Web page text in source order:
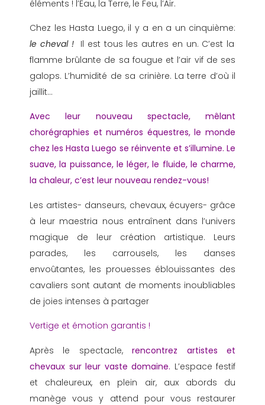
éléments ! l’Eau, la Terre, le Feu, l’Air.
Chez les Hasta Luego, il y a en a un cinquième:
le cheval ! Il est tous les autres en un. C’est la
flamme brûlante de sa fougue et l’air vif de ses
galops. L’humidité de sa crinière. La terre d’où il
jaillit…
Avec leur nouveau spectacle, mêlant
chorégraphies et numéros équestres, le monde
chez les Hasta Luego se réinvente et s’illumine. Le
suave, la puissance, le léger, le fluide, le charme,
la chaleur, c’est leur nouveau rendez-vous!
Les artistes- danseurs, chevaux, écuyers- grâce
à leur maestria nous entraînent dans l’univers
magique de leur création artistique. Leurs
parades, les carrousels, les danses
envoûtantes, les prouesses éblouissantes des
cavaliers sont autant de moments inoubliables
de joies intenses à partager
Vertige et émotion garantis !
Après le spectacle,rencontrez artistes et
chevaux sur leur vaste domaine. L’espace festif
et chaleureux, en plein air, aux abords du
manège vous y attend pour vous restaurer